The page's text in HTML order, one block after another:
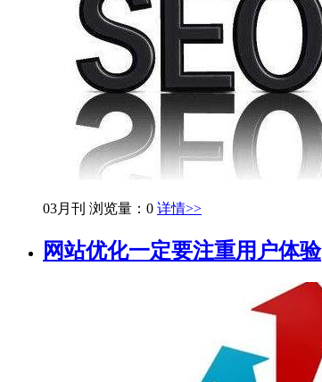
03月刊 浏览量：0 详情>>
网站优化一定要注重用户体验